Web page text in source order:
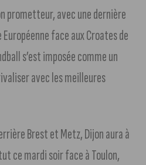
prometteur, avec une dernière
face aux Croates de
s’est imposée comme un
avec les meilleures
Brest et Metz, Dijon aura à
ce mardi soir face à Toulon,